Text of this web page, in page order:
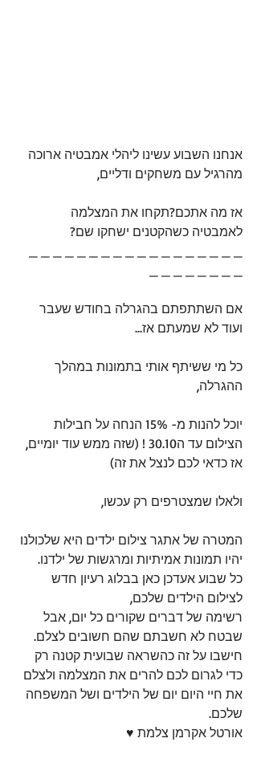
אנחנו השבוע עשינו ליהלי אמבטיה ארוכה
מהרגיל עם משחקים ודליים,
אז מה אתכם?תקחו את המצלמה
לאמבטיה כשהקטנים ישחקו שם?
אם השתתפתם בהגרלה בחודש שעבר
ועוד לא שמעתם אז...
כל מי ששיתף אותי בתמונות במהלך
ההגרלה,
יוכל להנות מ- 15% הנחה על חבילות
הצילום עד ה30.10 ! (שזה ממש עוד יומיים,
אז כדאי לכם לנצל את זה)
ולאלו שמצטרפים רק עכשו,
המטרה של אתגר צילום ילדים היא שלכולנו
יהיו תמונות אמיתיות ומרגשות של ילדנו.
כל שבוע אעדכן כאן בבלוג רעיון חדש
לצילום הילדים שלכם,
רשימה של דברים שקורים כל יום, אבל
שבטח לא חשבתם שהם חשובים לצלם.
חישבו על זה כהשראה שבועית קטנה רק
כדי לגרום לכם להרים את המצלמה ולצלם
את חיי היום יום של הילדים ושל המשפחה
שלכם.
אורטל אקרמן צלמת ♥